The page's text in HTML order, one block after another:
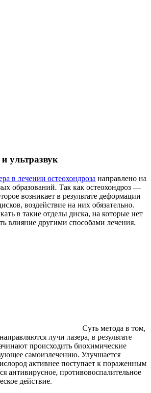
ультразвук
в лечении остеохондроза направлено на
образований. Так как остеохондроз —
возникает в результате деформации
воздействие на них обязательно.
в такие отделы диска, на которые нет
влияние другими способами лечения.
Суть метода в том,
лучи лазера, в результате
происходить биохимические
самоизлечению. Улучшается
активнее поступает к пораженным
антивирусное, противовоспалительное
действие.